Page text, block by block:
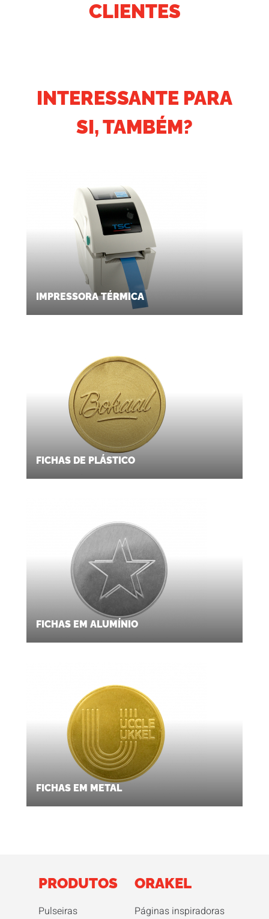
CLIENTES
INTERESSANTE PARA
SI, TAMBÉM?
IMPRESSORA TÉRMICA
FICHAS DE PLÁSTICO
FICHAS EM ALUMÍNIO
FICHAS EM METAL
PRODUTOS
Pulseiras
ORAKEL
Páginas inspiradoras